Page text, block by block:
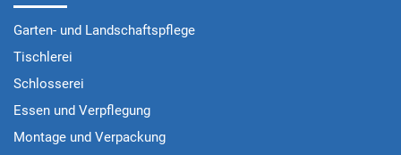
Garten- und Landschaftspflege
Tischlerei
Schlosserei
Essen und Verpflegung
Montage und Verpackung